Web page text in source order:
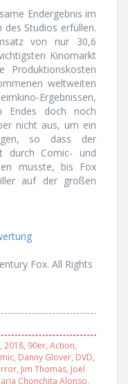
Endergebnis im
des Studios erfüllen.
von nur 30,6
Kinomarkt
weltweiten
Ergebnissen,
Endes doch noch
nicht aus, um ein
so dass der
durch Comic- und
musste, bis Fox
auf der großen
Fox. All Rights
, 2018, 90er, Action,
, Danny Glover, DVD,
, Jim Thomas, Joel
Chonchita Alonso,